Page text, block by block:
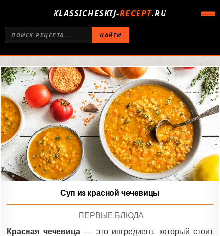
KLASSICHESKIJ-RECEPT.RU
НАЙТИ
Суп из красной чечевицы
POSTED
ПЕРВЫЕ БЛЮДА
Красная чечевица — это ингредиент, который стоит